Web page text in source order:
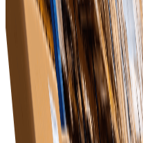
Улучшение
поставщиками, что
качества